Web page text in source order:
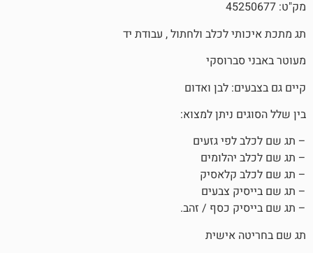
לכלב ולחתול , עבודת יד
לבן ואדום
למצוא:
גזעים
צבעים
כסף / זהב.